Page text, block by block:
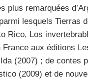
plus remarquées
lesquels Tierras
Rico, Los
aux éditions
(2007) ; de contes
(2009) et de